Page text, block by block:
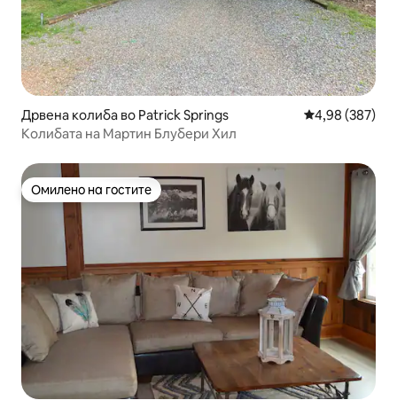
Дрвена колиба во Patrick Springs Просечна
4,98 (387)
Колибата на Мартин Блубери Хил
Омилено на гостите
Омилено на гостите